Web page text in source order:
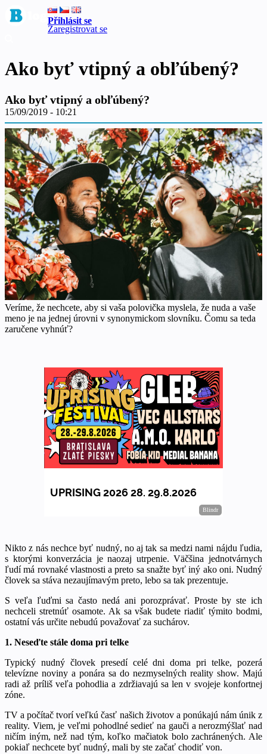
Přihlásit se
Zaregistrovat se
Ako byť vtipný a obľúbený?
Ako byť vtipný a obľúbený?
15/09/2019 - 10:21
Veríme, že nechcete, aby si vaša polovička myslela, že nuda a vaše
meno je na jednej úrovni v synonymickom slovníku. Čomu sa teda
zaručene vyhnúť?
Nikto z nás nechce byť nudný, no aj tak sa medzi nami nájdu ľudia,
s ktorými konverzácia je naozaj utrpenie. Väčšina jednotvárnych
ľudí má rovnaké vlastnosti a preto sa snažte byť iný ako oni. Nudný
človek sa stáva nezaujímavým preto, lebo sa tak prezentuje.
S veľa ľuďmi sa často nedá ani porozprávať. Proste by ste ich
nechceli stretnúť osamote. Ak sa však budete riadiť týmito bodmi,
ostatní vás určite nebudú považovať za suchárov.
1. Neseďte stále doma pri telke
Typický nudný človek presedí celé dni doma pri telke, pozerá
televízne noviny a ponára sa do nezmyselných reality show. Majú
radi až príliš veľa pohodlia a zdržiavajú sa len v svojeje konfortnej
zóne.
TV a počítač tvorí veľkú časť našich životov a ponúkajú nám únik z
reality. Viem, je veľmi pohodlné sedieť na gauči a nerozmýšlať nad
ničím iným, než nad tým, koľko mačiatok bolo zachránených. Ale
pokiaľ nechcete byť nudný, mali by ste začať chodiť von.